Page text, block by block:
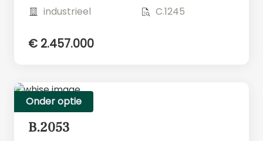
industrieel C.1245
€ 2.457.000
B.2053
Onder optie